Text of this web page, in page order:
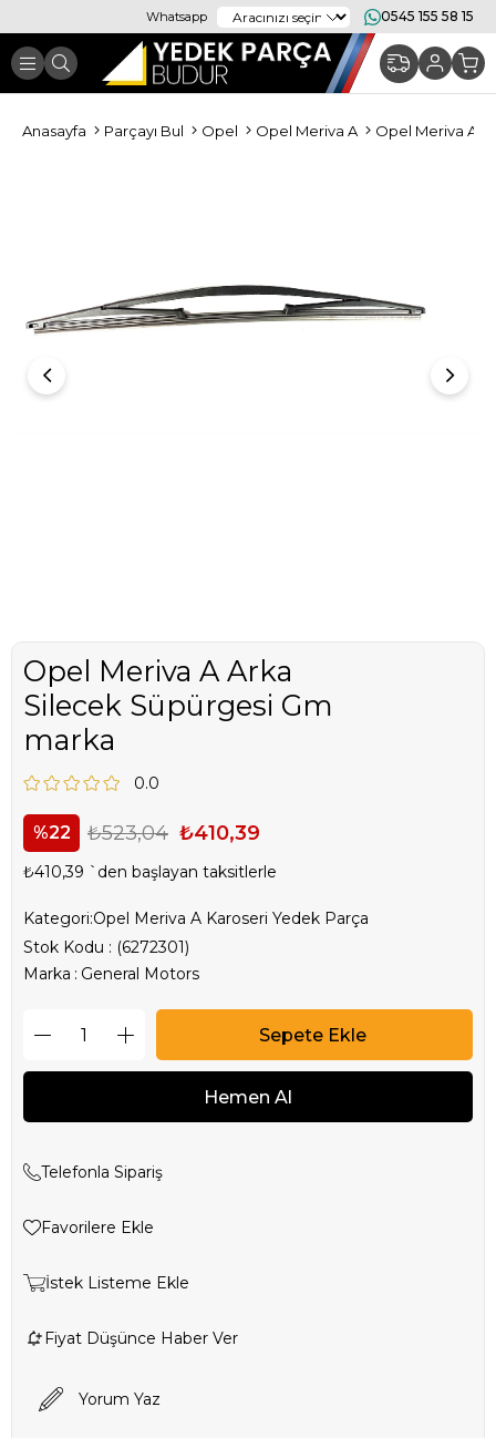
Whatsapp 0545 155 58 15
Anasayfa Parçayı Bul Opel Opel Meriva A Opel Meriva A
Opel Meriva A Arka
Silecek Süpürgesi Gm
marka
0.0
22 ₺523,04 ₺410,39
₺410,39 `den başlayan taksitlerle
Kategori:Opel Meriva A Karoseri Yedek Parça
Stok Kodu
(6272301)
Marka : General Motors
Telefonla Sipariş
Favorilere Ekle
İstek Listeme Ekle
Fiyat Düşünce Haber Ver
Yorum Yaz